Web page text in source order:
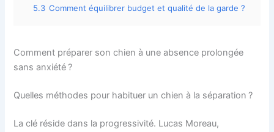
5.3 Comment équilibrer budget et qualité de la garde ?
Comment préparer son chien à une absence prolongée
sans anxiété ?
Quelles méthodes pour habituer un chien à la séparation ?
La clé réside dans la progressivité. Lucas Moreau,